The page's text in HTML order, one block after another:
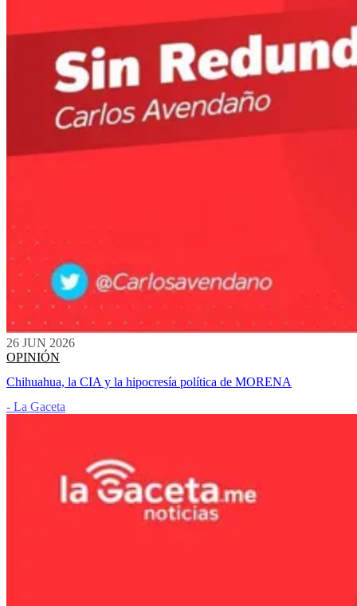
26 JUN 2026
OPINIÓN
Chihuahua, la CIA y la hipocresía política de MORENA
- La Gaceta